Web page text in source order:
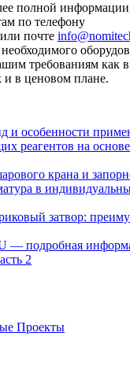
полной
по телефону
почте
требованиям как
и в ценовом плане.
и особенности
реагентов на
крана и
в
затвор:
— подробная
2
Проекты